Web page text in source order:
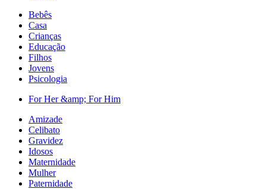
Bebês
Casa
Crianças
Educação
Filhos
Jovens
Psicologia
For Her &amp; For Him
Amizade
Celibato
Gravidez
Idosos
Maternidade
Mulher
Paternidade